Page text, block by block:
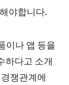
야합니다.
이나 앱 등을
하다고 소개
쟁관계에